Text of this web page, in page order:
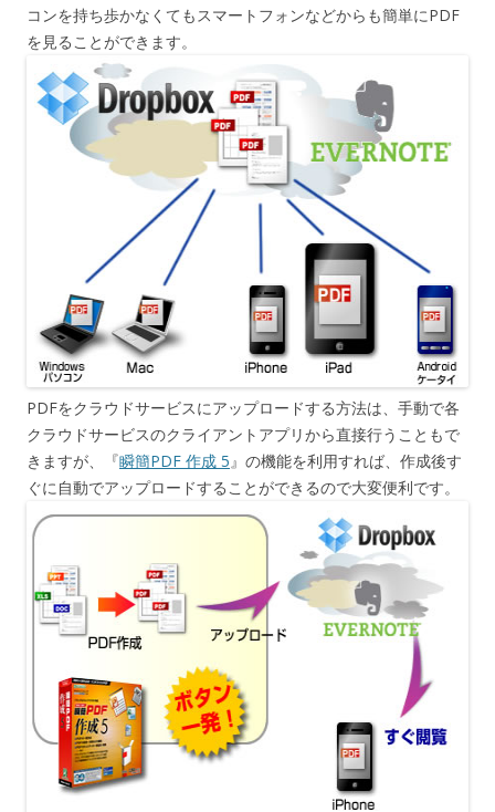
コンを持ち歩かなくてもスマートフォンなどからも簡単にPDF
を見ることができます。
PDFをクラウドサービスにアップロードする方法は、手動で各
クラウドサービスのクライアントアプリから直接行うこともで
きますが、『瞬簡PDF 作成 5 』の機能を利用すれば、作成後す
ぐに自動でアップロードすることができるので大変便利です。